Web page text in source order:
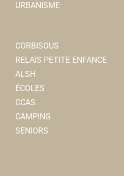
URBANISME
CORBISOUS
RELAIS PETITE ENFANCE
ALSH
ÉCOLES
CCAS
CAMPING
SENIORS